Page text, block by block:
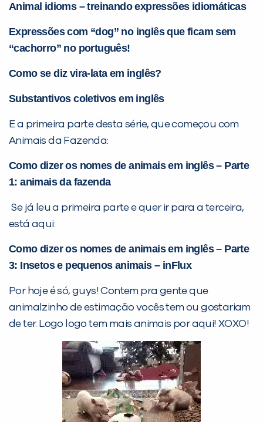
Animal idioms – treinando expressões idiomáticas
Expressões com “dog” no inglês que ficam sem
“cachorro” no português!
Como se diz vira-lata em inglês?
Substantivos coletivos em inglês
E a primeira parte desta série, que começou com
Animais da Fazenda:
Como dizer os nomes de animais em inglês – Parte
1: animais da fazenda
Se já leu a primeira parte e quer ir para a terceira,
está aqui:
Como dizer os nomes de animais em inglês – Parte
3: Insetos e pequenos animais – inFlux
Por hoje é só, guys! Contem pra gente que
animalzinho de estimação vocês tem ou gostariam
de ter. Logo logo tem mais animais por aqui! XOXO!